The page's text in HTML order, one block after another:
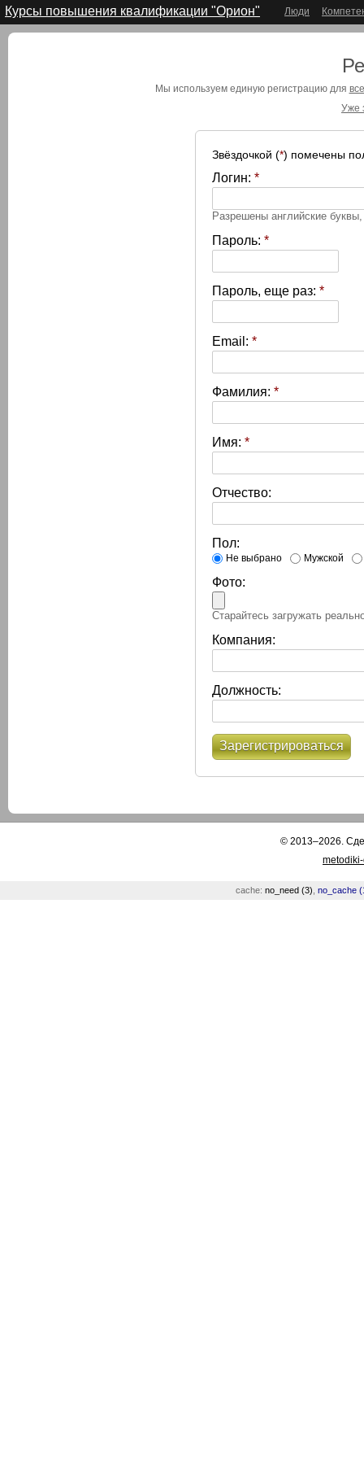
Курсы повышения квалификации "Орион" Люди
Мы используем единую регистрацию для
Уже
Звёздочкой (*) помечены
Логин: *
Разрешены английские
Пароль: *
Пароль, еще раз: *
Email: *
Фамилия: *
Имя: *
Отчество:
Пол:
Не выбрано Мужской
Фото:
Старайтесь загружать
Компания:
Должность:
Зарегистрироваться
© 2013–2026.
cache: no_need (3) no_cache